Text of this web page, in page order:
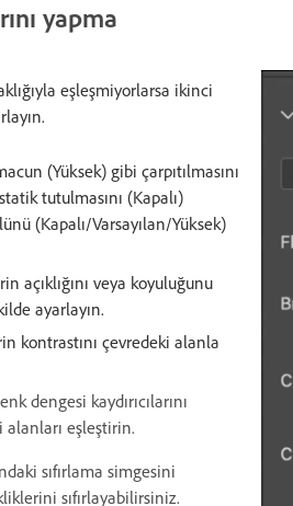
yapma
eşleşmiyorlarsa ikinci
(Yüksek) gibi çarpıtılmasını
tutulmasını (Kapalı)
(Kapalı/Varsayılan/Yüksek)
açıklığını veya koyuluğunu
ayarlayın.
kontrastını çevredeki alanla
dengesi kaydırıcılarını
eşleştirin.
sıfırlama simgesini
sıfırlayabilirsiniz.